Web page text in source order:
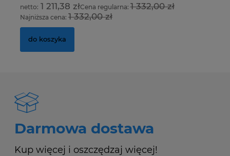
1 211,38 złCena regularna:1 332,00 zł
Najniższa cena: 1 332,00 zł
do koszyka
Darmowa dostawa
Kup więcej i oszczędzaj więcej!